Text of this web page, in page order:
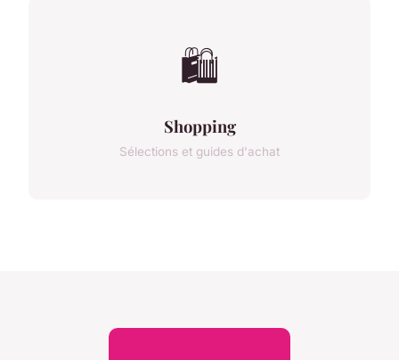
🛍️
Shopping
Sélections et guides d'achat